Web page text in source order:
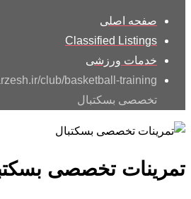
صفحه اصلی
Classified Listings
خدمات ورزشی
club/basketball-training/
تخصصی بسکتبال
تمرینات تخصصی